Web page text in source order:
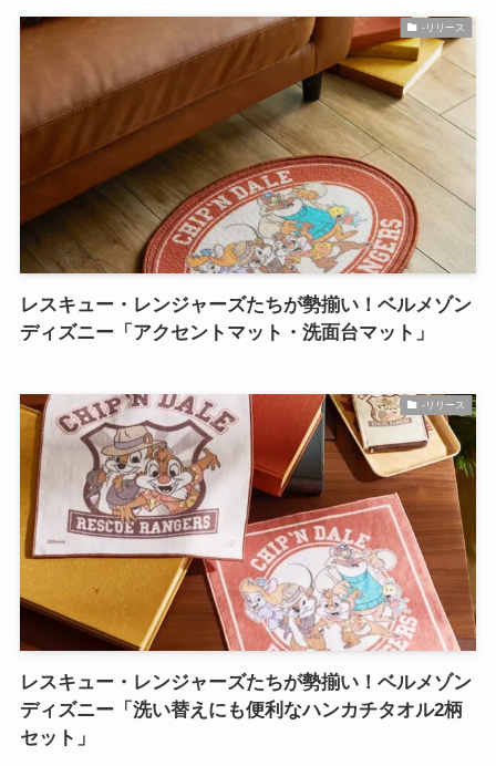
-リリース
レスキュー・レンジャーズたちが勢揃い！ベルメゾン
ディズニー「アクセントマット・洗面台マット」
-リリース
レスキュー・レンジャーズたちが勢揃い！ベルメゾン
ディズニー「洗い替えにも便利なハンカチタオル2柄
セット」